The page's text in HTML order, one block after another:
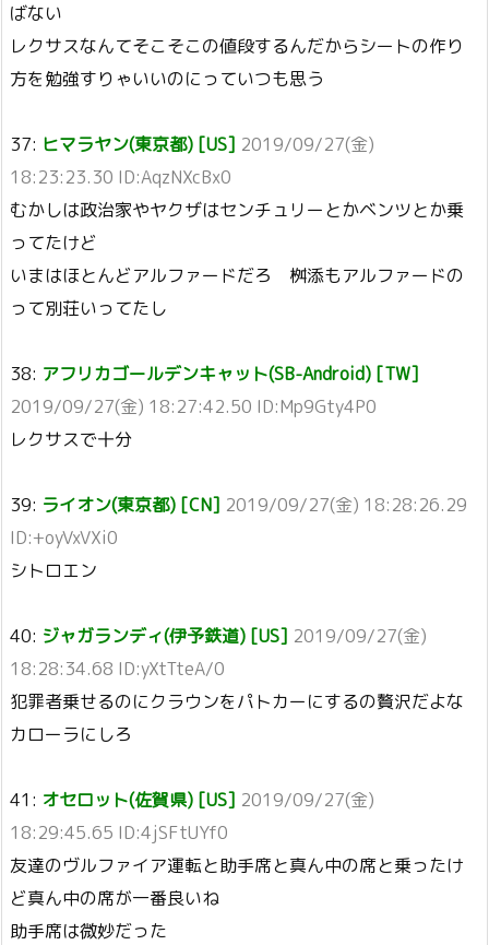
ばない
レクサスなんてそこそこの値段するんだからシートの作り
方を勉強すりゃいいのにっていつも思う
37: ヒマラヤン(東京都) [US] 2019/09/27(金)
18:23:23.30 ID:AqzNXcBx0
むかしは政治家やヤクザはセンチュリーとかベンツとか乗
ってたけど
いまはほとんどアルファードだろ 桝添もアルファードの
って別荘いってたし
38: アフリカゴールデンキャット(SB-Android) [TW]
2019/09/27(金) 18:27:42.50 ID:Mp9Gty4P0
レクサスで十分
39: ライオン(東京都) [CN] 2019/09/27(金) 18:28:26.29
ID:+oyVxVXi0
シトロエン
40: ジャガランディ(伊予鉄道) [US] 2019/09/27(金)
18:28:34.68 ID:yXtTteA/0
犯罪者乗せるのにクラウンをパトカーにするの贅沢だよな
カローラにしろ
41: オセロット(佐賀県) [US] 2019/09/27(金)
18:29:45.65 ID:4jSFtUYf0
友達のヴルファイア運転と助手席と真ん中の席と乗ったけ
ど真ん中の席が一番良いね
助手席は微妙だった